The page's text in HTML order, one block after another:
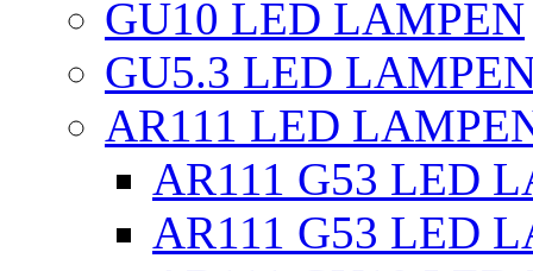
GU10 LED LAMPEN
GU5.3 LED
AR111 LED
AR111 G53 LED
AR111 G53 LED